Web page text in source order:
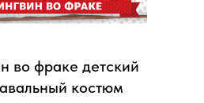
во фраке детский
костюм